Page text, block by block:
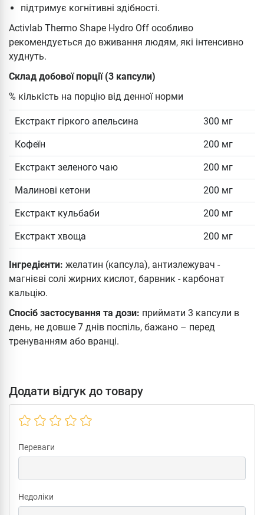
підтримує когнітивні здібності.
Activlab Thermo Shape Hydro Off особливо
рекомендується до вживання людям, які інтенсивно
худнуть.
Склад добової порції (3 капсули)
% кількість на порцію від денної норми
Екстракт гіркого апельсина 300 мг
Кофеїн 200 мг
Екстракт зеленого чаю 200 мг
Малинові кетони 200 мг
Екстракт кульбаби 200 мг
Екстракт хвоща 200 мг
Інгредієнти: желатин (капсула), антизлежувач -
магнієві солі жирних кислот, барвник - карбонат
кальцію.
Спосіб застосування та дози: приймати 3 капсули в
день, не довше 7 днів поспіль, бажано – перед
тренуванням або вранці.
Додати відгук до товару
Переваги
Недоліки